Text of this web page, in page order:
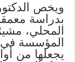
ويخص
بدراسة
المحلي،
المؤسسة في
يجعلها من